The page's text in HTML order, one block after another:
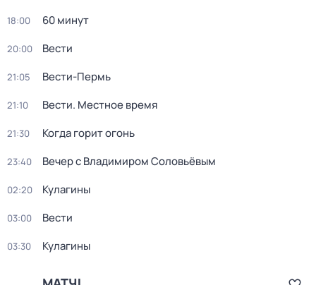
18:00 60 минут
20:00 Вести
21:05 Вести-Пермь
21:10 Вести. Местное время
21:30 Когда горит огонь
23:40 Вечер с Владимиром Соловьёвым
02:20 Кулагины
03:00 Вести
03:30 Кулагины